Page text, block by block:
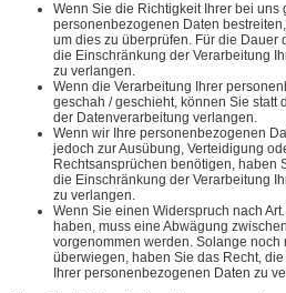
Wenn Sie die Richtigkeit Ihrer bei uns
personenbezogenen Daten
um dies zu überprüfen. Für die Dauer
die Einschränkung der Verarbeitung
zu verlangen.
Wenn die Verarbeitung Ihrer
geschah / geschieht, können Sie statt
der Datenverarbeitung verlangen.
Wenn wir Ihre personenbezogenen
jedoch zur Ausübung, Verteidigung
Rechtsansprüchen benötigen, haben
die Einschränkung der Verarbeitung
zu verlangen.
Wenn Sie einen Widerspruch nach
haben, muss eine Abwägung
vorgenommen werden. Solange noch
überwiegen, haben Sie das Recht,
Ihrer personenbezogenen Daten zu